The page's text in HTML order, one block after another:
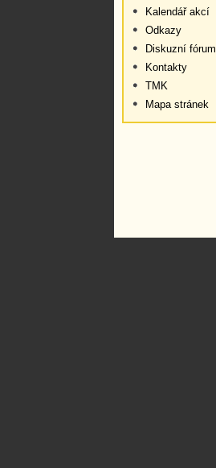
Kalendář akcí
Odkazy
Diskuzní fórum
Kontakty
TMK
Mapa stránek